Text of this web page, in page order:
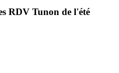
RDV Tunon de l'été